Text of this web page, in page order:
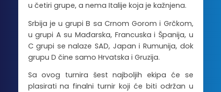
u četiri grupe, a nema Italije koja je kažnjena.
Srbija je u grupi B sa Crnom Gorom i Grčkom,
u grupi A su Mađarska, Francuska i Španija, u
C grupi se nalaze SAD, Japan i Rumunija, dok
grupu D čine samo Hrvatska i Gruzija.
Sa ovog turnira šest najboljih ekipa će se
plasirati na finalni turnir koji će biti održan u